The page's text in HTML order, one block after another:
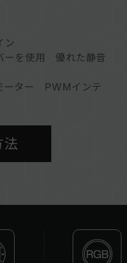
ン
ーを使用 優れた静音
ーター PWMインテ
法